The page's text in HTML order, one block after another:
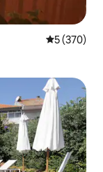
Prosječna
5 (370)
gosti”